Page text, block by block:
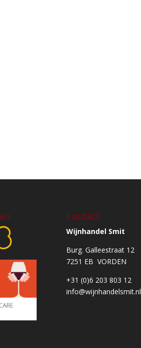
Contact
Wijnhandel Smit
Burg. Galleestraat 12
7251 EB VORDEN
+31 (0)6 203 803 12
info@wijnhandelsmit.nl